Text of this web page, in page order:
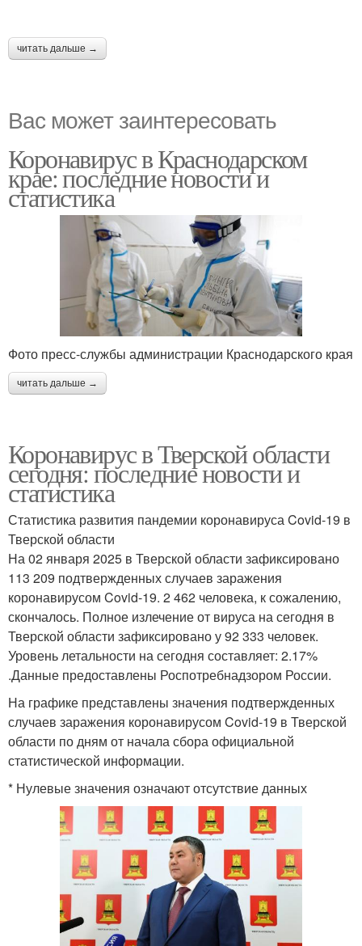
читать дальше →
Вас может заинтересовать
Коронавирус в Краснодарском
крае: последние новости и
статистика
Фото пресс-службы администрации Краснодарского края
читать дальше →
Коронавирус в Тверской области
сегодня: последние новости и
статистика
Статистика развития пандемии коронавируса Covid-19 в
Тверской области
На 02 января 2025 в Тверской области зафиксировано
113 209 подтвержденных случаев заражения
коронавирусом Covid-19. 2 462 человека, к сожалению,
скончалось. Полное излечение от вируса на сегодня в
Тверской области зафиксировано у 92 333 человек.
Уровень летальности на сегодня составляет: 2.17%
.Данные предоставлены Роспотребнадзором России.
На графике представлены значения подтвержденных
случаев заражения коронавирусом Covid-19 в Тверской
области по дням от начала сбора официальной
статистической информации.
* Нулевые значения означают отсутствие данных